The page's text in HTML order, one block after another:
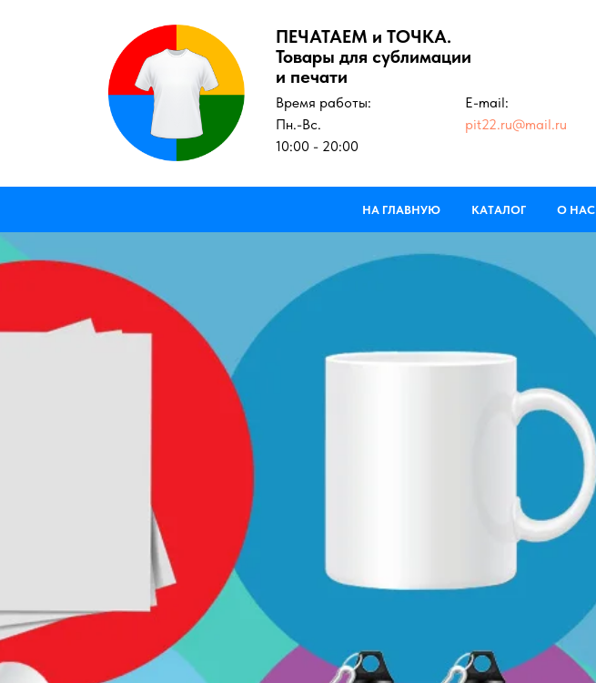
ПЕЧАТАЕМ и ТОЧКА.
Товары для сублимации
и печати
E-mail:
pit22.ru@mail.ru
Время работы:
Пн.-Вс.
10:00 - 20:00
НА ГЛАВНУЮ КАТАЛОГ О НАС